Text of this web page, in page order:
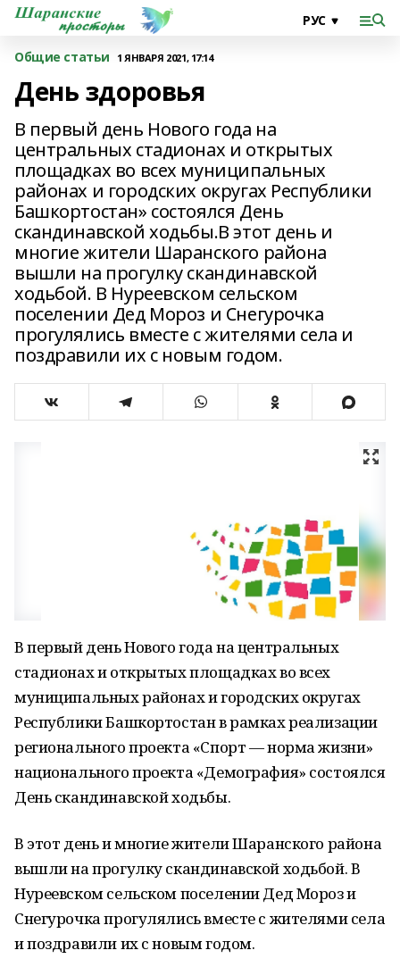
Общие статьи 1 ЯНВАРЯ 2021, 17:14
День здоровья
В первый день Нового года на
центральных стадионах и открытых
площадках во всех муниципальных
районах и городских округах Республики
Башкортостан» состоялся День
скандинавской ходьбы.В этот день и
многие жители Шаранского района
вышли на прогулку скандинавской
ходьбой. В Нуреевском сельском
поселении Дед Мороз и Снегурочка
прогулялись вместе с жителями села и
поздравили их с новым годом.
В первый день Нового года на центральных
стадионах и открытых площадках во всех
муниципальных районах и городских округах
Республики Башкортостан в рамках реализации
регионального проекта «Спорт — норма жизни»
национального проекта «Демография» состоялся
День скандинавской ходьбы.
В этот день и многие жители Шаранского района
вышли на прогулку скандинавской ходьбой. В
Нуреевском сельском поселении Дед Мороз и
Снегурочка прогулялись вместе с жителями села
и поздравили их с новым годом.